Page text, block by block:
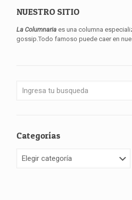
NUESTRO SITIO
La Columnaria es una columna
gossip.Todo famoso puede caer en
Categorías